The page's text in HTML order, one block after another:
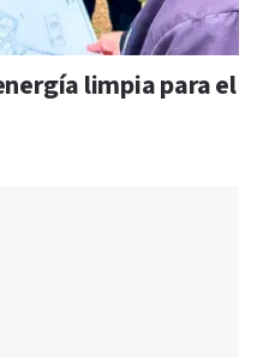
limpia para el